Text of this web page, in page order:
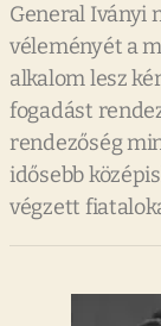
General Iványi
véleményét a
alkalom lesz
fogadást
rendezőség
idősebb
végzett